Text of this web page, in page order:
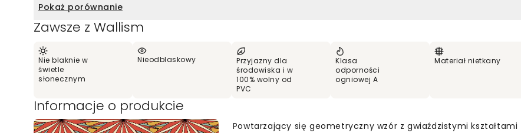
Pokaż porównanie
Zawsze z Wallism
Nie blaknie w
świetle
słonecznym
Nieodblaskowy
Przyjazny dla
środowiska i w
100% wolny od
PVC
Klasa
odporności
ogniowej A
Materiał nietkany
Informacje o produkcie
Powtarzający się geometryczny wzór z gwiaździstymi kształtami